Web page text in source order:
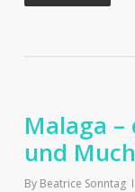
Malaga
und
By Beatrice Sonntag